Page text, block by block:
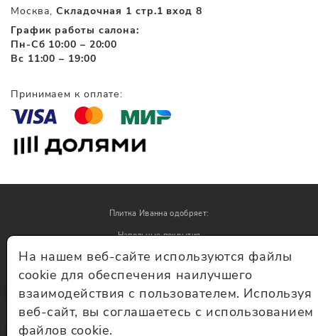
Москва,Складочная 1 стр.1 вход 8
График работы салона:
Пн-Сб 10:00 – 20:00
Вс 11:00 – 19:00
Принимаем к оплате:
© Плитка Иванна 2026 - плитка и керамогранит
Плитка Иванна одобряет:
Напольные покрытия
Обои
На нашем веб-сайте используются файлы
cookie для обеспечения наилучшего
взаимодействия с пользователем. Используя
веб-сайт, вы соглашаетесь с использованием
файлов cookie.